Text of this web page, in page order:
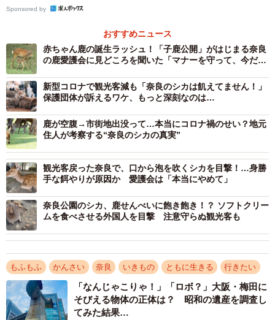
正真正銘の生まれたての子鹿。運が良ければ、こんな瞬間に遭遇できる
出産時期を迎えた鹿は母性本能が強く、近づいてくる人
間を攻撃することがある。メス鹿の出産年齢は３歳から推
定１８歳くらいまで。人間が不用意に赤ちゃん鹿を触る
と、母鹿が育児を放棄するという悲劇も発生する。このた
め４月から７月中旬まで、奈良公園周辺にいるお腹の大き
な母鹿や、人通りの多いところで出産した母子鹿は、鹿苑
で一時保護される。「子鹿公開」は、この保護期間を利用
して、鹿たちの生態や母子鹿との正しい接し方を広めるこ
とを目的とした特別公開だ。
Sponsored by
おすすめニュース
赤ちゃん鹿の誕生ラッシュ！「子鹿公開」がはじまる奈良
の鹿愛護会に見どころを聞いた「マナーを守って、今だけ
新型コロナで観光客減も「奈良のシカは飢えてません！」
保護団体が訴えるワケ、もっと深刻なのは…
鹿が空腹→市街地出没って…本当にコロナ禍のせい？地元
住人が考察する“奈良のシカの真実”
観光客戻った奈良で、口から泡を吹くシカを目撃！…身勝
手な餌やりが原因か 愛護会は「本当にやめて」
奈良公園のシカ、鹿せんべいに飽き飽き！？ ソフトクリー
ムを食べさせる外国人を目撃 注意守らぬ観光客も
もふもふ かんさい 奈良 いきもの ともに生きる 行きたい
「なんじゃこりゃ！」「ロボ？」大阪・梅田に
そびえる物体の正体は？ 昭和の遺産を調査し
てみた結果…